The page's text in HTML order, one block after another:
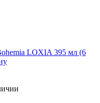
LOXIA 395 мл (6